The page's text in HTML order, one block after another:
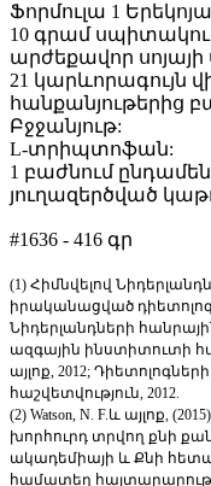
Ֆորմուլա 1
10 գրամ
արժեքավոր
21 կարևորագույն
հանքանյութերից
Բջջանյութ:
L-տրիպտոֆան:
1 բաժնում
յուղազերծված
#1636 - 416 գր
(1) Հիմնվելով
իրականացված
Նիդերլանդների
ազգային ինստիտուտի
այլոք, 2012;
հաշվետվություն, 2012.
(2) Watson, N. F.և այլոք,
խորհուրդ տրվող քնի
ակադեմիայի և Քնի
համատեղ հայտարարություն